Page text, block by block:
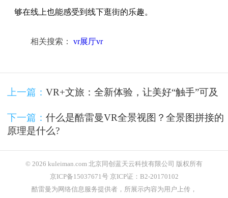
够在线上也能感受到线下逛街的乐趣。
相关搜索： vr展厅vr
上一篇： VR+文旅：全新体验，让美好“触手”可及
下一篇： 什么是酷雷曼VR全景视图？全景图拼接的
原理是什么?
© 2026 kuleiman.com 北京同创蓝天云科技有限公司 版权所有
京ICP备15037671号 京ICP证：B2-20170102
酷雷曼为网络信息服务提供者，所展示内容为用户上传，